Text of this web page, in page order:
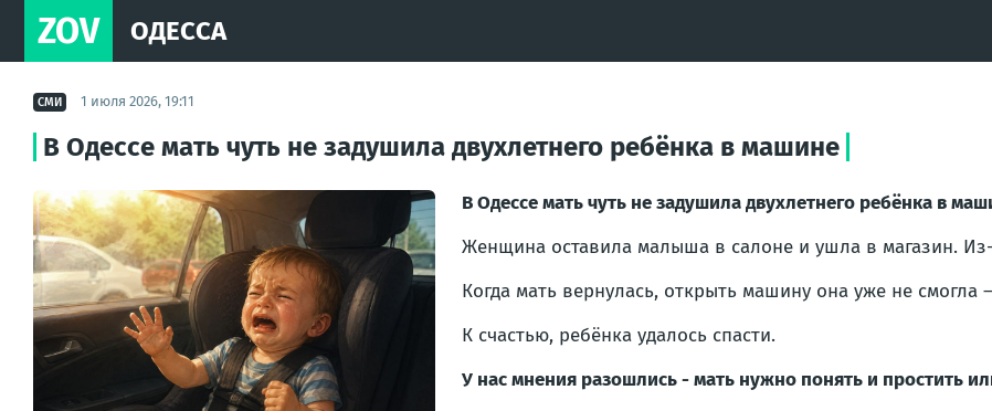
ZOV ОДЕССА
СМИ 1 июля 2026, 19:11
В Одессе мать чуть не задушила двухлетнего ребёнка в машине
В Одессе мать чуть не задушила двухлетнего ребёнка в
Женщина оставила малыша в салоне и ушла в магазин.
Когда мать вернулась, открыть машину она уже не смогла
К счастью, ребёнка удалось спасти.
У нас мнения разошлись - мать нужно понять и простить